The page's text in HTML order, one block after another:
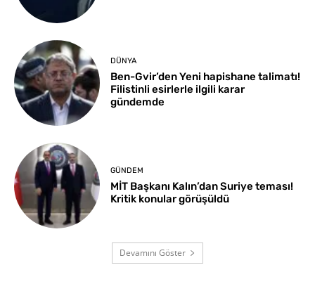
DÜNYA
Ben-Gvir’den Yeni hapishane talimatı!
Filistinli esirlerle ilgili karar
gündemde
GÜNDEM
MİT Başkanı Kalın’dan Suriye teması!
Kritik konular görüşüldü
Devamını Göster